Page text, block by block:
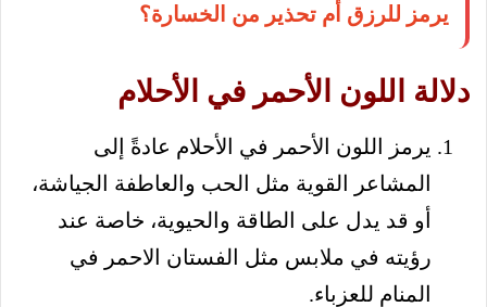
يرمز للرزق أم تحذير من الخسارة؟
دلالة اللون الأحمر في الأحلام
يرمز اللون الأحمر في الأحلام عادةً إلى
المشاعر القوية مثل الحب والعاطفة الجياشة،
أو قد يدل على الطاقة والحيوية، خاصة عند
رؤيته في ملابس مثل الفستان الاحمر في
المنام للعزباء.